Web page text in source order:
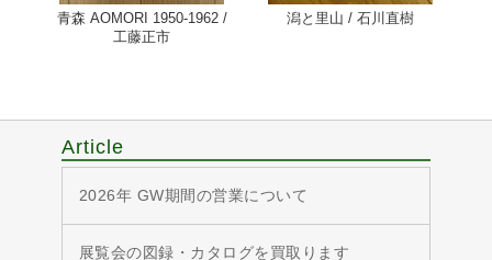
青森 AOMORI 1950-1962 /
工藤正市
潟と里山 / 石川直樹
Article
2026年 GW期間の営業について
展覧会の図録・カタログを買取ります